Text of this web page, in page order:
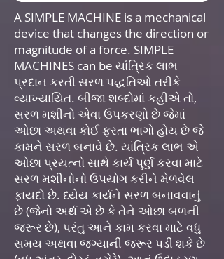
A SIMPLE MACHINE is a mechanical
device that changes the direction or
magnitude of a force. SIMPLE
MACHINES can be યાંત્રિક લાભ
પ્રદાન કરતી સરળ પદ્ધતિઓ તરીકે
વ્યાખ્યાયિત. બીજા શબ્દોમાં કહીએ તો,
સરળ મશીનો એવા ઉપકરણો છે જેમાં
ઓછા અથવા કોઈ ફરતા ભાગો હોય છે જે
કામને સરળ બનાવે છે. યાંત્રિક લાભ એ
ઓછા પ્રયત્નો સાથે કાર્ય પૂર્ણ કરવા માટે
સરળ મશીનોનો ઉપયોગ કરીને મેળવેલ
ફાયદો છે. ધ્યેય કાર્યને સરળ બનાવવાનું
છે (જેનો અર્થ એ છે કે તેને ઓછા બળની
જરૂર છે), પરંતુ આને કામ કરવા માટે વધુ
સમય અથવા જગ્યાની જરૂર પડી શકે છે